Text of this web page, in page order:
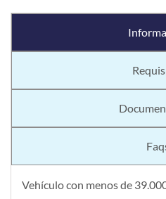
Vehículo con menos de